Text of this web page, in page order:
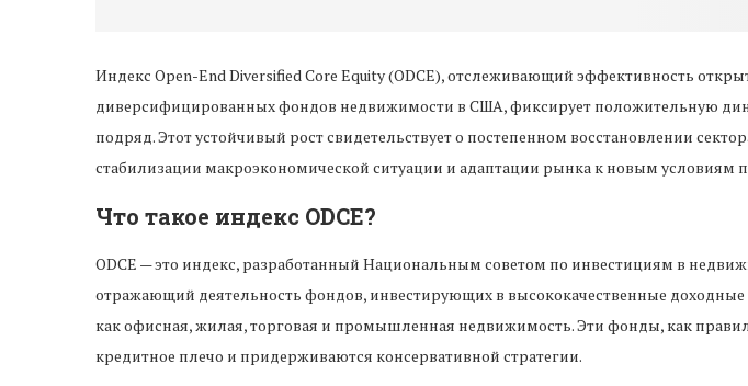
Индекс Open-End Diversified Core Equity (ODCE), отслеживающий эффективность
диверсифицированных фондов недвижимости в США, фиксирует положительную
подряд. Этот устойчивый рост свидетельствует о постепенном восстановлении
стабилизации макроэкономической ситуации и адаптации рынка к новым условиям
Что такое индекс ODCE?
ODCE — это индекс, разработанный Национальным советом по инвестициям в
отражающий деятельность фондов, инвестирующих в высококачественные доходные
как офисная, жилая, торговая и промышленная недвижимость. Эти фонды, как
кредитное плечо и придерживаются консервативной стратегии.